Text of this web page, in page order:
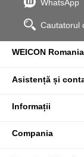
WhatsApp
Cautatorul
WEICON
Asistență și
Informații
Compania